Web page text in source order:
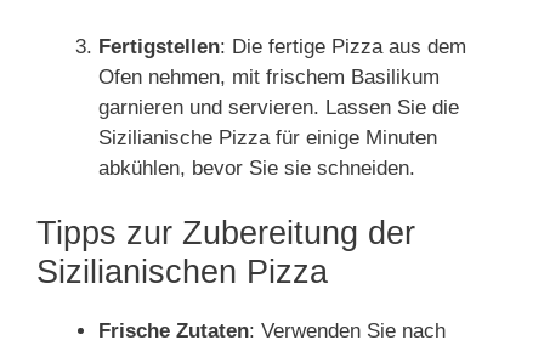
Fertigstellen: Die fertige Pizza aus dem
Ofen nehmen, mit frischem Basilikum
garnieren und servieren. Lassen Sie die
Sizilianische Pizza für einige Minuten
abkühlen, bevor Sie sie schneiden.
Tipps zur Zubereitung der
Sizilianischen Pizza
Frische Zutaten: Verwenden Sie nach